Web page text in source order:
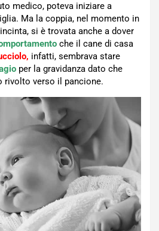
medico, poteva iniziare a
Ma la coppia, nel momento in
si è trovata anche a dover
che il cane di casa
infatti, sembrava stare
per la gravidanza dato che
rivolto verso il pancione.